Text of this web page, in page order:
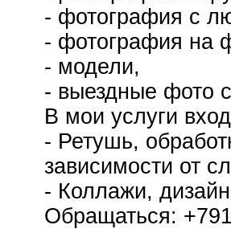
- фотография с
- фотография на
- модели,
- выездные фото
В мои услуги
- Ретушь,
зависимости от
- Коллажи, дизайн
Обращаться: